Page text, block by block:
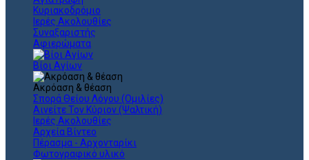
Κυριακοδρόμιο
Ιερές Ακολουθίες
Συναξαριστής
Αφιερώματα
Βίοι Αγίων
Ακρόαση & θέαση
Σπορά Θείου Λόγου (Ομιλίες)
Αινείτε Τον Κύριον (Ψαλτική)
Ιερές Ακολουθίες
Αρχεία Βίντεο
Πέρασμα - Αρχονταρίκι
Φωτογραφικό υλικό